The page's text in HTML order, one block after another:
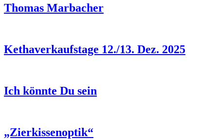
Thomas Marbacher
Kethaverkaufstage 12./13. Dez. 2025
Ich könnte Du sein
„Zierkissenoptik“